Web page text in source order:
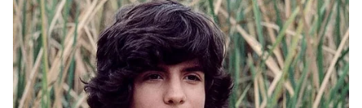
ಕೋಲ್ಕತಾ: ಪ್ರತಿಷ್ಠಿತ ಡುರಾಂಡ್ ಕಪ್‌ ಫುಟ್ಬಾಲ್‌ ಟೂರ್ನಿಯ
133ನೇ ಆವೃತ್ತಿ ಜುಲೈ 27ರಂದು ಆರಂಭಗೊಳ್ಳಲಿದ್ದು,
ಕೋಲ್ಕತಾ, ಜಮ್ಶೇಡ್‌ಪುರ ಸೇರಿದಂತೆ ದೇಶದ ನಾಲ್ಕು
ನಗರಗಳು ಆತಿಥ್ಯ ವಹಿಸಲಿವೆ. ಈ ಬಾರಿ ಇಂಡಿಯನ್‌ ಸೂಪರ್‌
ಲೀಗ್‌, ಐ-ಲೀಗ್‌ನ ತಂಡಗಳು ಸೇರಿ ಒಟ್ಟು 24 ತಂಡಗಳು